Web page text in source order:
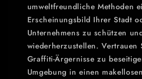
umweltfreundliche Methoden
Erscheinungsbild Ihrer Stadt
Unternehmens zu schützen
wiederherzustellen. Vertrauen
Graffiti-Ärgernisse zu
Umgebung in einen